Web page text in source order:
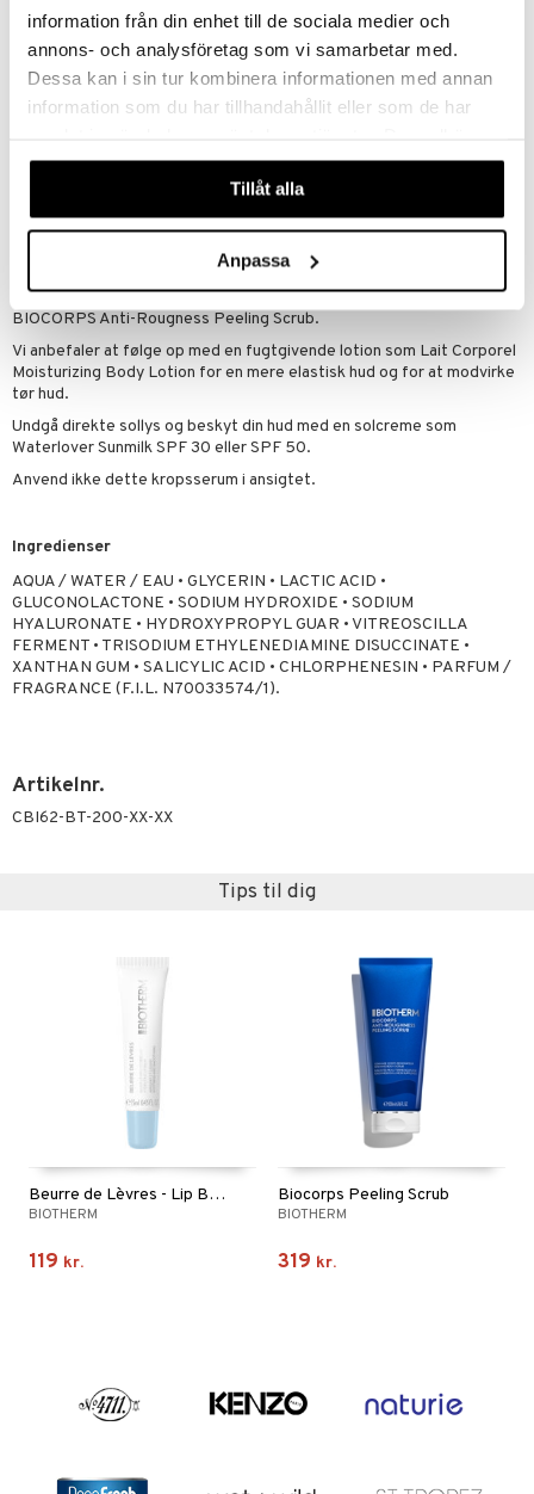
information från din enhet till de sociala medier och
annons- och analysföretag som vi samarbetar med.
Dessa kan i sin tur kombinera informationen med annan
information som du har tillhandahållit eller som de har
våra cookies vid fortsatt användande av vår webbplats.
Tillåt alla
Anpassa
****Kosmetoklinisk undersøgelse af 60 kvinder og mænd efter 4 uger.
Anvendelse
kroppen.
1. Varm en lille mængde serum mellem håndfladerne
3. Massér serumet ind i huden med cirkulære bevægelser
For bedste resultat, eksfolier din hud en til tre gange om ugen med
BIOCORPS Anti-Rougness Peeling Scrub.
Vi anbefaler at følge op med en fugtgivende lotion som Lait Corporel
Moisturizing Body Lotion for en mere elastisk hud og for at modvirke
tør hud.
Undgå direkte sollys og beskyt din hud med en solcreme som
Waterlover Sunmilk SPF 30 eller SPF 50.
Anvend ikke dette kropsserum i ansigtet.
Ingredienser
AQUA / WATER / EAU • GLYCERIN • LACTIC ACID •
GLUCONOLACTONE • SODIUM HYDROXIDE • SODIUM
HYALURONATE • HYDROXYPROPYL GUAR • VITREOSCILLA
FERMENT • TRISODIUM ETHYLENEDIAMINE DISUCCINATE •
XANTHAN GUM • SALICYLIC ACID • CHLORPHENESIN • PARFUM /
FRAGRANCE (F.I.L. N70033574/1).
Artikelnr.
CBI62-BT-200-XX-XX
Tips til dig
Beurre de Lèvres - Lip Balm
BIOTHERM
119 kr.
Biocorps Peeling Scrub
BIOTHERM
319 kr.